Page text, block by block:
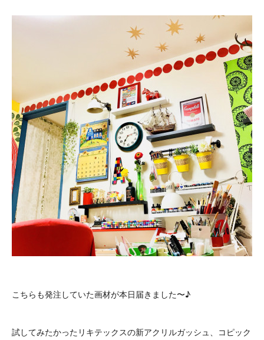
こちらも発注していた画材が本日届きました〜♪
試してみたかったリキテックスの新アクリルガッシュ、コピック